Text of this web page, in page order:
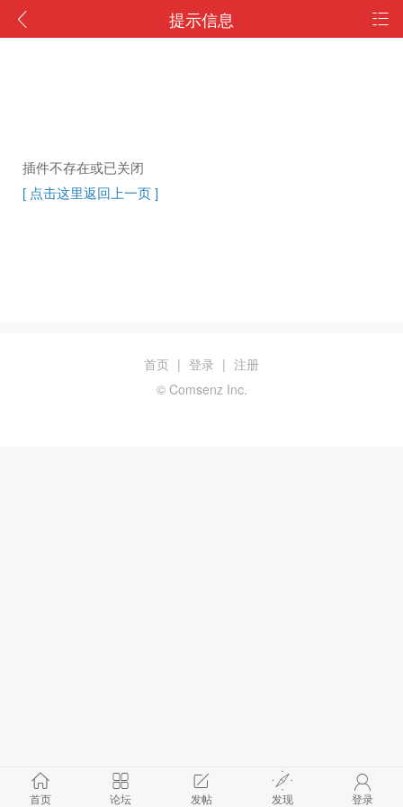
提示信息
插件不存在或已关闭
[ 点击这里返回上一页 ]
首页 论坛 发帖 发现 登录
首页 | 登录 | 注册
© Comsenz Inc.